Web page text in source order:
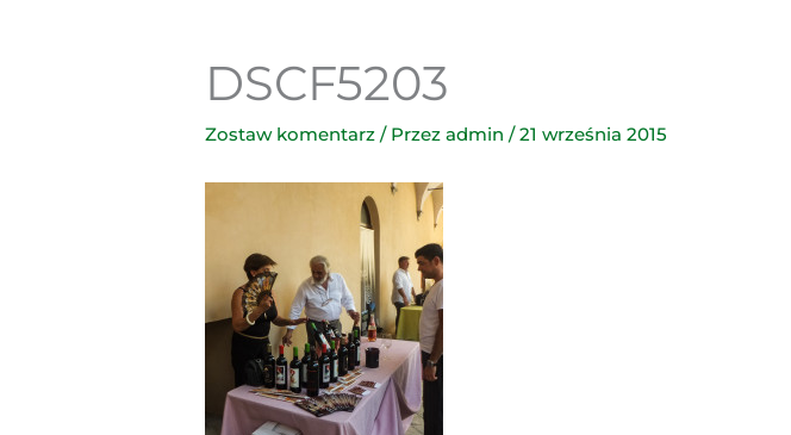
DSCF5203
Zostaw komentarz / Przezadmin/21 września 2015